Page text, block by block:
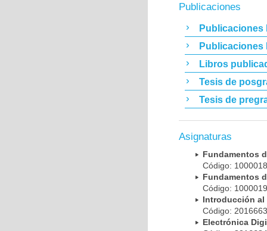
Publicaciones
Publicaciones
Publicaciones
Libros
Tesis de
Tesis de
Asignaturas
Fundamentos
Código:
Fundamentos
Código:
Introducción al
Código:
Electrónica